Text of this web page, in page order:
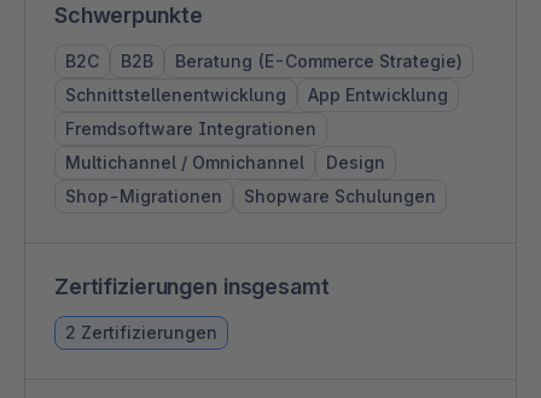
Schwerpunkte
B2C B2B
Beratung (E-Commerce Strategie)
Schnittstellenentwicklung
App Entwicklung
Fremdsoftware Integrationen
Multichannel / Omnichannel
Design
Shop-Migrationen
Shopware Schulungen
Zertifizierungen insgesamt
2 Zertifizierungen